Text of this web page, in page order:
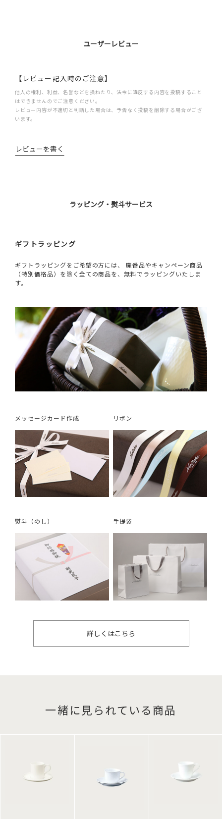
ユーザーレビュー
【レビュー記入時のご注意】
他人の権利、利益、名誉などを損ねたり、法令に違反する内容を投稿すること
はできませんのでご注意ください。
レビュー内容が不適切と判断した場合は、予告なく投稿を削除する場合がござ
います。
レビューを書く
ラッピング・熨斗サービス
ギフトラッピング
ギフトラッピングをご希望の方には、 廃番品やキャンペーン商品
（特別価格品）を除く全ての商品を、無料でラッピングいたしま
す。
メッセージカード作成 リボン
熨斗（のし） 手提袋
詳しくはこちら
一緒に見られている商品